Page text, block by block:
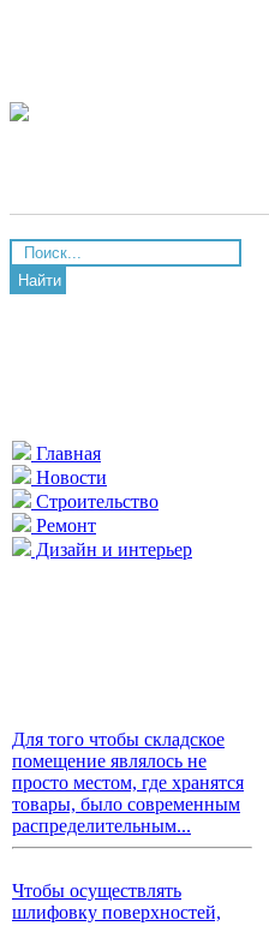
Найти
Главная
Новости
Строительство
Ремонт
Дизайн и интерьер
Для того чтобы складское
помещение являлось не
просто местом, где хранятся
товары, было современным
распределительным...
Чтобы осуществлять
шлифовку поверхностей,